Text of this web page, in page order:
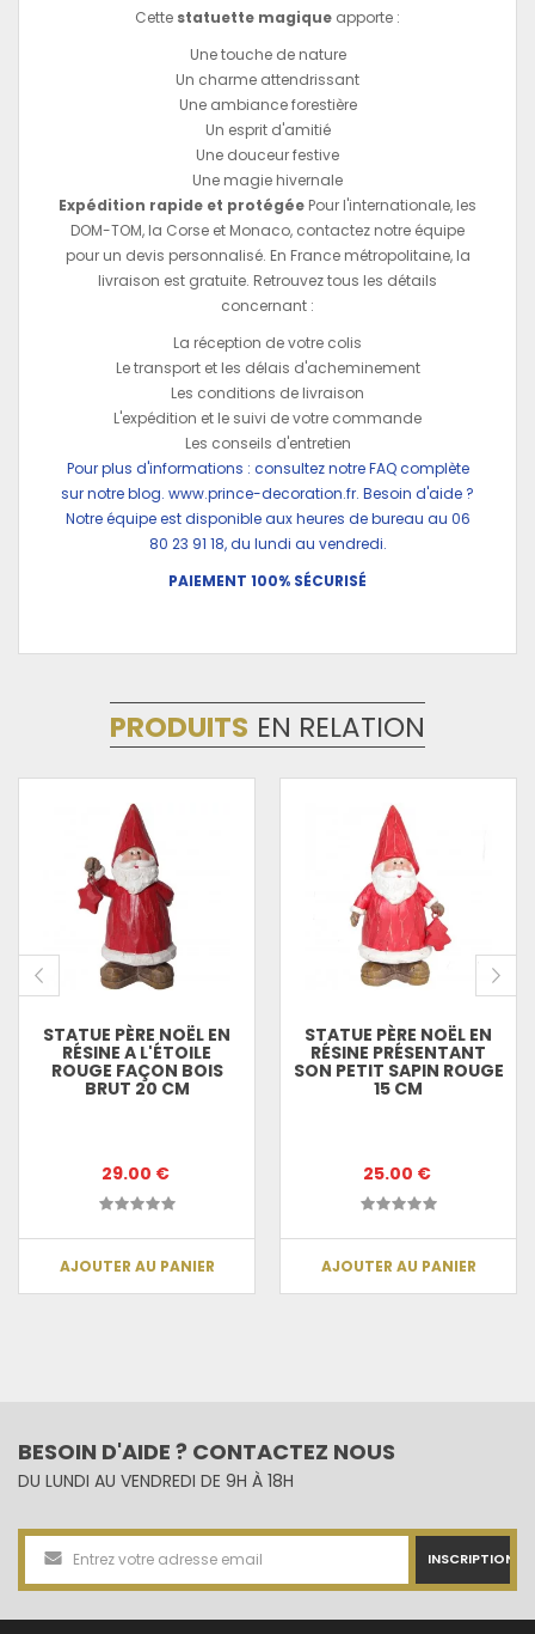
Cette statuette magique apporte :
Une touche de nature
Un charme attendrissant
Une ambiance forestière
Un esprit d'amitié
Une douceur festive
Une magie hivernale
Expédition rapide et protégée Pour l'internationale, les
DOM-TOM, la Corse et Monaco, contactez notre équipe
pour un devis personnalisé. En France métropolitaine, la
livraison est gratuite. Retrouvez tous les détails
concernant :
La réception de votre colis
Le transport et les délais d'acheminement
Les conditions de livraison
L'expédition et le suivi de votre commande
Les conseils d'entretien
Pour plus d'informations : consultez notre FAQ complète
sur notre blog. www.prince-decoration.fr. Besoin d'aide ?
Notre équipe est disponible aux heures de bureau au 06
80 23 91 18, du lundi au vendredi.
PAIEMENT 100% SÉCURISÉ
PRODUITS EN RELATION
STATUE PÈRE NOËL EN
RÉSINE A L'ÉTOILE
ROUGE FAÇON BOIS
BRUT 20 CM
29.00 €
AJOUTER AU PANIER
STATUE PÈRE NOËL EN
RÉSINE PRÉSENTANT
SON PETIT SAPIN ROUGE
15 CM
25.00 €
AJOUTER AU PANIER
BESOIN D'AIDE ? CONTACTEZ NOUS
DU LUNDI AU VENDREDI DE 9H À 18H
INSCRIPTION